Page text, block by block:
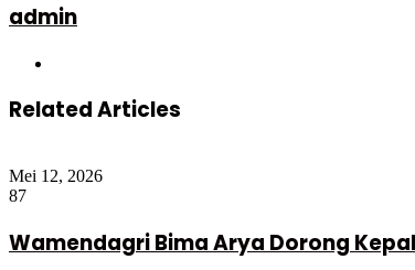
admin
Related Articles
Mei 12, 2026
87
Wamendagri Bima Arya Dorong